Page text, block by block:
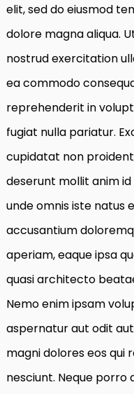
elit, sed do eiusmod
dolore magna aliqua.
nostrud exercitation
ea commodo
reprehenderit in
fugiat nulla pariatur.
cupidatat non
deserunt mollit anim
unde omnis iste natus
accusantium
aperiam, eaque ipsa
quasi architecto
Nemo enim ipsam
aspernatur aut odit
magni dolores eos qui
nesciunt. Neque porro